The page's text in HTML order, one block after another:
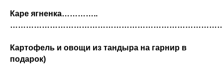
Каре ягненка…………..
Картофель и овощи из тандыра на гарнир в
подарок)